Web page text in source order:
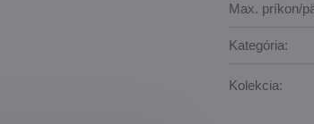
Max. príkon/
Kategória:
Kolekcia: